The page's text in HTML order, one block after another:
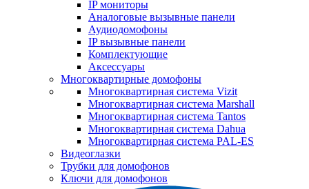
IP мониторы
Аналоговые вызывные панели
Аудиодомофоны
IP вызывные панели
Комплектующие
Аксессуары
Многоквартирные домофоны
Многоквартирная система Vizit
Многоквартирная система Marshall
Многоквартирная система Tantos
Многоквартирная система Dahua
Многоквартирная система PAL-ES
Видеоглазки
Трубки для домофонов
Ключи для домофонов